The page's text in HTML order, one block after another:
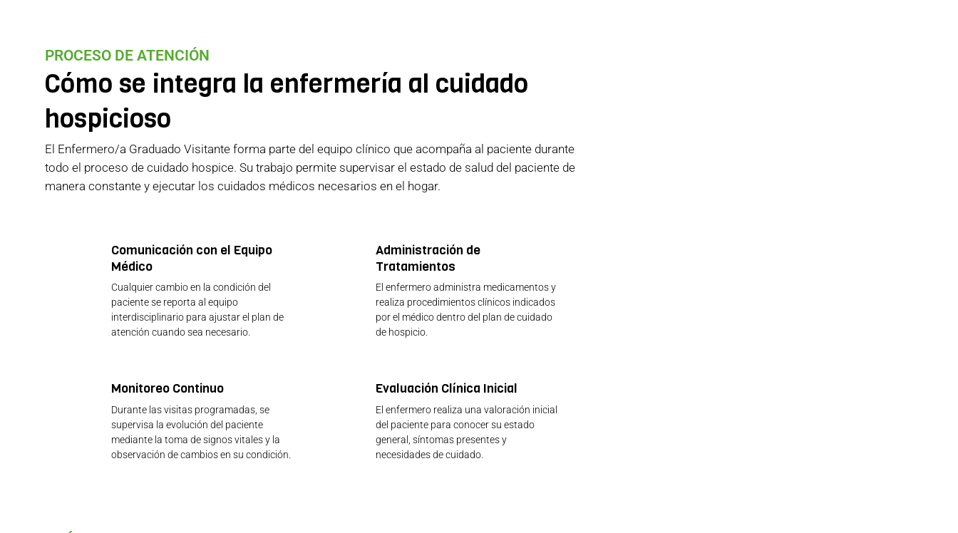
Comunicación con el Equipo
Médico
Cualquier cambio en la condición del
paciente se reporta al equipo
interdisciplinario para ajustar el plan de
atención cuando sea necesario.
Administración de
Tratamientos
El enfermero administra medicamentos y
realiza procedimientos clínicos indicados
por el médico dentro del plan de cuidado
de hospicio.
Monitoreo Continuo
Durante las visitas programadas, se
supervisa la evolución del paciente
mediante la toma de signos vitales y la
observación de cambios en su condición.
Evaluación Clínica Inicial
El enfermero realiza una valoración inicial
del paciente para conocer su estado
general, síntomas presentes y
necesidades de cuidado.
PROCESO DE ATENCIÓN
Cómo se integra la enfermería al cuidado
hospicioso
El Enfermero/a Graduado Visitante forma parte del equipo clínico que acompaña al paciente durante
todo el proceso de cuidado hospice. Su trabajo permite supervisar el estado de salud del paciente de
manera constante y ejecutar los cuidados médicos necesarios en el hogar.